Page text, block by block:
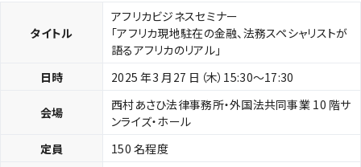
タイトル
アフリカビジネスセミナー
「アフリカ現地駐在の金融、法務スペシャリストが
語るアフリカのリアル」
日時
2025 年3 月27 日（木）15:30～17:30
会場
西村あさひ法律事務所・外国法共同事業 10 階サ
ンライズ・ホール
定員
150 名程度